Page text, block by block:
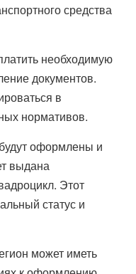
средства
необходимую
документов.
в
нормативов.
оформлены и
выдана
Этот
статус и
может иметь